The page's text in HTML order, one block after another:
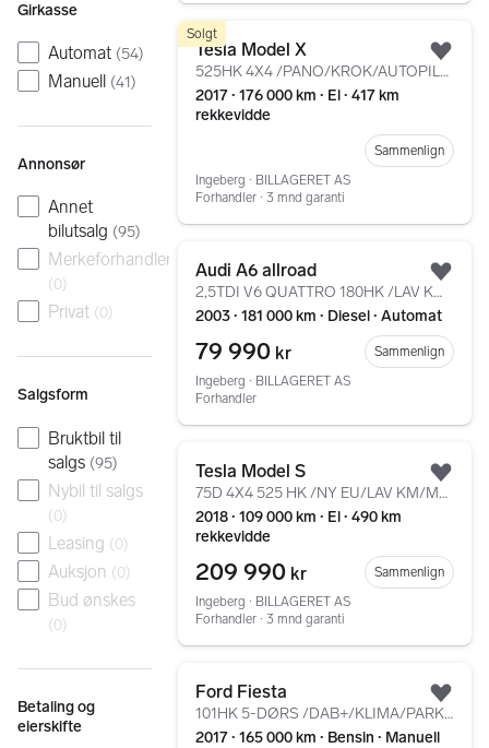
Girkasse
Automat (54)
Manuell (41)
Annonsør
Annet
bilutsalg (95)
Merkeforhandler
(0)
Privat (0)
Salgsform
Bruktbil til
salgs (95)
Nybil til salgs
(0)
Leasing (0)
Auksjon (0)
Bud ønskes
(0)
Betaling og
eierskifte
Solgt
Tesla Model X
525HK 4X4 /PANO/KROK/AUTOPILOT/LUFT/KAM/DAB+/NAV/SKINN
2017 ∙ 176 000 km ∙ El ∙ 417 km
rekkevidde
Sammenlign
Ingeberg ∙ BILLAGERET AS
Forhandler ∙ 3 mnd garanti
Gå til annonsen
Audi A6 allroad
2,5TDI V6 QUATTRO 180HK /LAV KM/DAB+/LUFT/NAVI/KROK/++
2003 ∙ 181 000 km ∙ Diesel ∙ Automat
79 990 kr
Sammenlign
Ingeberg ∙ BILLAGERET AS
Forhandler
Tesla Model S
75D 4X4 525 HK /NY EU/LAV KM/MCU2/CCS/LUFT/AUTOPILOT/++
2018 ∙ 109 000 km ∙ El ∙ 490 km
rekkevidde
209 990 kr
Sammenlign
Ingeberg ∙ BILLAGERET AS
Forhandler ∙ 3 mnd garanti
Ford Fiesta
101HK 5-DØRS /DAB+/KLIMA/PARKSENSORER/BLUETOOTH
2017 ∙ 165 000 km ∙ Bensin ∙ Manuell